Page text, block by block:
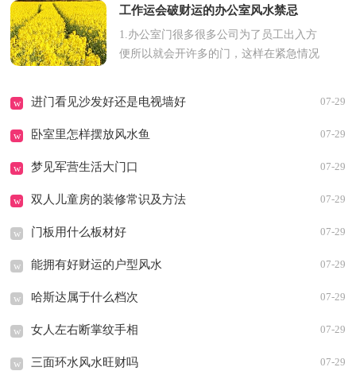
物品之一，更是财运的象征。所以...
工作运会破财运的办公室风水禁忌
1.办公室门很多很多公司为了员工出入方
便所以就会开许多的门，这样在紧急情况
w
进门看见沙发好还是电视墙好 07-29
w 卧室里怎样摆放风水鱼 07-29
w 梦见军营生活大门口 07-29
w 双人儿童房的装修常识及方法 07-29
w 门板用什么板材好 07-29
w 能拥有好财运的户型风水 07-29
w 哈斯达属于什么档次 07-29
w 女人左右断掌纹手相 07-29
w 三面环水风水旺财吗 07-29